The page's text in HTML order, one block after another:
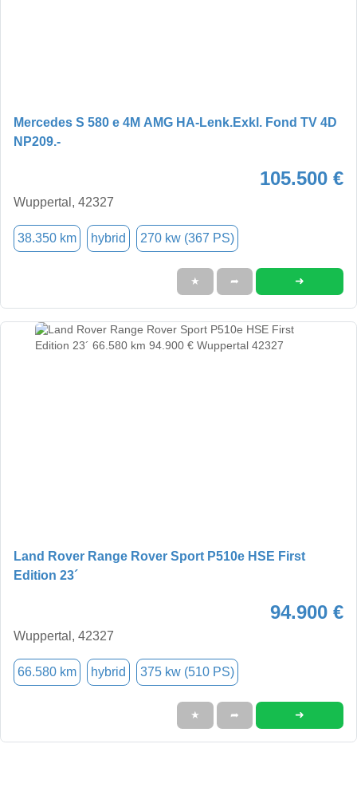
Mercedes S 580 e 4M AMG HA-Lenk.Exkl. Fond TV 4D
NP209.-
105.500 €
Wuppertal, 42327
38.350 km hybrid 270 kw (367 PS)
★ ➦ ➜
Land Rover Range Rover Sport P510e HSE First
Edition 23´
94.900 €
Wuppertal, 42327
66.580 km hybrid 375 kw (510 PS)
★ ➦ ➜